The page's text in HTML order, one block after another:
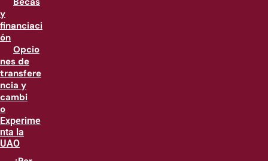
y
financiaci
ón
Opcio
nes de
transfere
ncia y
cambi
o
Experime
nta la
UAO